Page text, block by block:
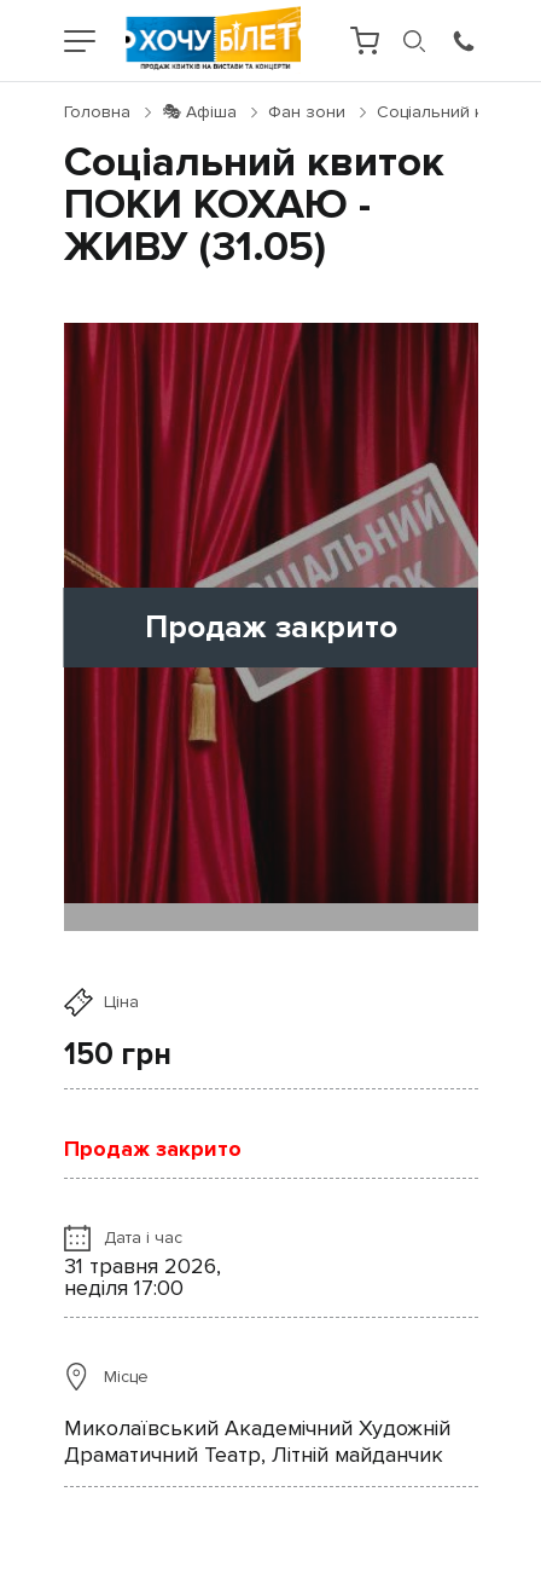
Головна 🎭 Афіша Фан зони Соціальний
Соціальний квиток
ПОКИ КОХАЮ -
ЖИВУ (31.05)
Продаж закрито
Ціна
150 грн
Продаж закрито
Дата і час
31 травня 2026,
неділя 17:00
Місце
Миколаївський Академічний Художній
Драматичний Театр, Літній майданчик